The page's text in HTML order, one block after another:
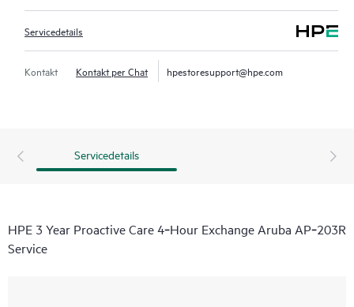
Servicedetails
Kontakt Kontakt per Chat hpestoresupport@hpe.com
Servicedetails
HPE 3 Year Proactive Care 4‑Hour Exchange Aruba AP‑203R
Service